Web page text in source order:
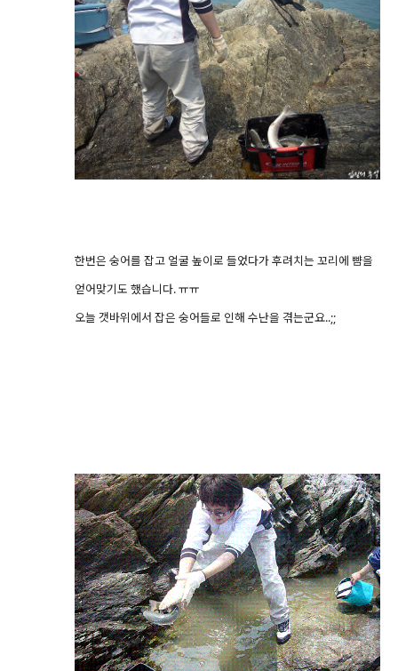
한번은 숭어를 잡고 얼굴 높이로 들었다가 후려치는 꼬리에 뺨을
얻어맞기도 했습니다. ㅠㅠ
오늘 갯바위에서 잡은 숭어들로 인해 수난을 겪는군요..;;